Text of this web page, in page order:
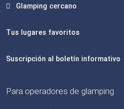
Glamping cercano
Tus lugares favoritos
Suscripción al boletín informativo
Para operadores de glamping